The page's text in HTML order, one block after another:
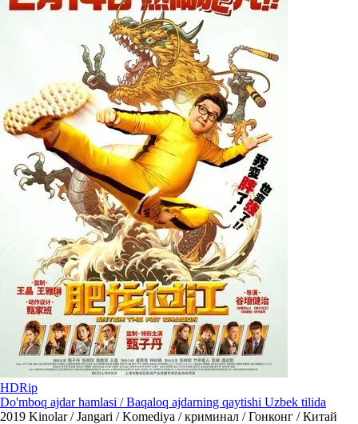
HDRip
Do'mboq ajdar hamlasi / Baqaloq ajdarning qaytishi Uzbek tilida
2019 Kinolar / Jangari / Komediya / криминал / Гонконг / Китай